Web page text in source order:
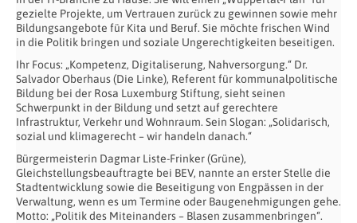
gezielte Projekte, um Vertrauen zurück zu gewinnen sowie mehr
Bildungsangebote für Kita und Beruf. Sie möchte frischen Wind
in die Politik bringen und soziale Ungerechtigkeiten beseitigen.
Ihr Focus: „Kompetenz, Digitaliserung, Nahversorgung.“ Dr.
Salvador Oberhaus (Die Linke), Referent für kommunalpolitische
Bildung bei der Rosa Luxemburg Stiftung, sieht seinen
Schwerpunkt in der Bildung und setzt auf gerechtere
Infrastruktur, Verkehr und Wohnraum. Sein Slogan: „Solidarisch,
sozial und klimagerecht – wir handeln danach.“
Bürgermeisterin Dagmar Liste-Frinker (Grüne),
Gleichstellungsbeauftragte bei BEV, nannte an erster Stelle die
Stadtentwicklung sowie die Beseitigung von Engpässen in der
Verwaltung, wenn es um Termine oder Baugenehmigungen gehe.
Motto: „Politik des Miteinanders – Blasen zusammenbringen“.